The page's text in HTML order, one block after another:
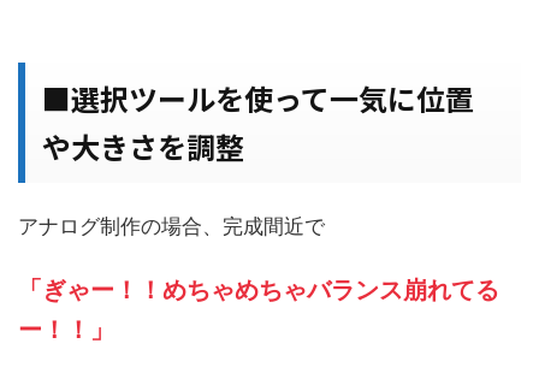
■選択ツールを使って一気に位置
や大きさを調整
アナログ制作の場合、完成間近で
「ぎゃー！！めちゃめちゃバランス崩れてる
ー！！」